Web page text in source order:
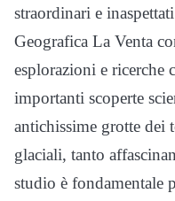
straordinari e
Geografica La Venta
esplorazioni e ricerche
importanti scoperte
antichissime grotte dei
glaciali, tanto
studio è fondamentale